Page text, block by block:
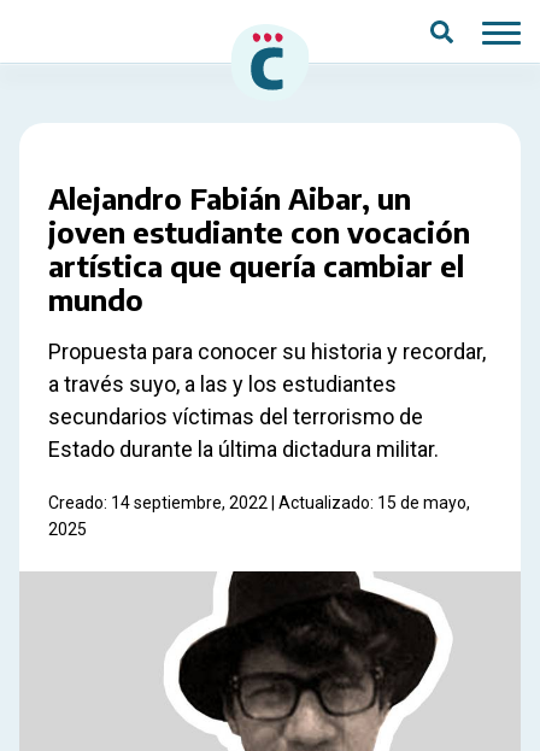
Alejandro Fabián Aibar, un
joven estudiante con vocación
artística que quería cambiar el
mundo
Propuesta para conocer su historia y recordar,
a través suyo, a las y los estudiantes
secundarios víctimas del terrorismo de
Estado durante la última dictadura militar.
Creado: 14 septiembre, 2022 | Actualizado: 15 de mayo,
2025